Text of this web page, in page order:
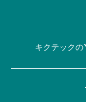
キクテックの